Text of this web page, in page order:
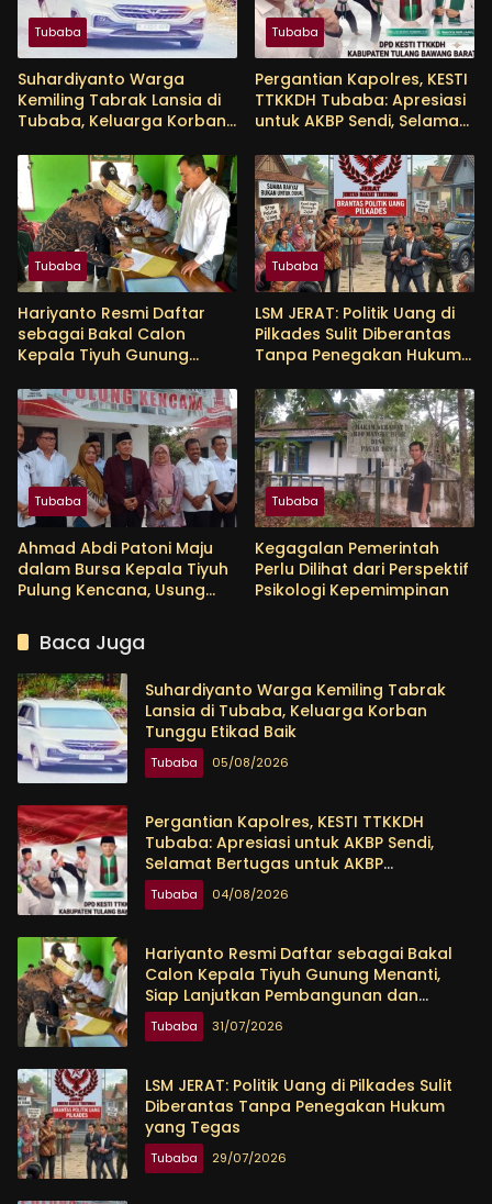
Tubaba
Suhardiyanto Warga
Kemiling Tabrak Lansia di
Tubaba, Keluarga Korban
Tubaba
Pergantian Kapolres, KESTI
TTKKDH Tubaba: Apresiasi
untuk AKBP Sendi, Selamat
Himmawan
Tubaba
Hariyanto Resmi Daftar
sebagai Bakal Calon
Kepala Tiyuh Gunung
Pembangunan dan
Tingkatkan Kesejahteraan
Warga
Tubaba
LSM JERAT: Politik Uang di
Pilkades Sulit Diberantas
Tanpa Penegakan Hukum
Tubaba
Ahmad Abdi Patoni Maju
dalam Bursa Kepala Tiyuh
Pulung Kencana, Usung
Tubaba
Kegagalan Pemerintah
Perlu Dilihat dari Perspektif
Psikologi Kepemimpinan
Baca Juga
Suhardiyanto Warga Kemiling Tabrak
Lansia di Tubaba, Keluarga Korban
Tunggu Etikad Baik
Tubaba 05/08/2026
Pergantian Kapolres, KESTI TTKKDH
Tubaba: Apresiasi untuk AKBP Sendi,
Selamat Bertugas untuk AKBP
Himmawan
Tubaba 04/08/2026
Hariyanto Resmi Daftar sebagai Bakal
Calon Kepala Tiyuh Gunung Menanti,
Siap Lanjutkan Pembangunan dan
Tingkatkan Kesejahteraan Warga
Tubaba 31/07/2026
LSM JERAT: Politik Uang di Pilkades Sulit
Diberantas Tanpa Penegakan Hukum
yang Tegas
Tubaba 29/07/2026